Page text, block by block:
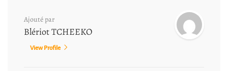
Ajouté par
Blériot TCHEEKO
View Profile